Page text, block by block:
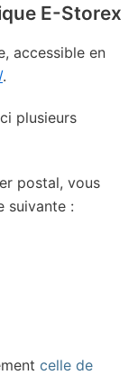
E-Storex
accessible en
.
plusieurs
postal, vous
suivante :
celle de